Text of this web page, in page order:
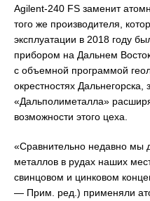
Agilent-240 FS заменит
того же производителя,
эксплуатации в 2018 году
прибором на Дальнем
с объемной программой
окрестностях
«Дальполиметалла»
возможности этого цеха.
«Сравнительно недавно мы
металлов в рудах наших
свинцовом и цинковом
— Прим. ред.) применяли